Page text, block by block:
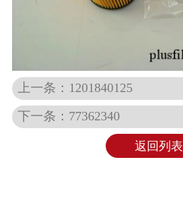
上一条：1201840125
下一条：77362340
返回列表